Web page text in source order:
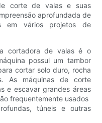
corte de valas e suas
aprofundada de
em vários projetos de
cortadora de valas é o
possui um tambor
cortar solo duro, rocha
As máquinas de corte
e escavar grandes áreas
frequentemente usados
túneis e outras